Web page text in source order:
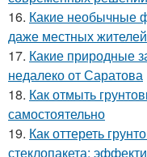
16. Какие необычные
даже местных жителей
17. Какие природные
недалеко от Саратова
18. Как отмыть
самостоятельно
19. Как оттереть
стеклопакета: